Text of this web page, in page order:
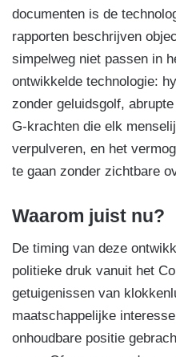
documenten is de
rapporten beschrijven
simpelweg niet passen in
ontwikkelde technologie:
zonder geluidsgolf,
G-krachten die elk
verpulveren, en het
te gaan zonder zichtbare
Waarom juist nu?
De timing van deze
politieke druk vanuit het
getuigenissen van
maatschappelijke
onhoudbare positie